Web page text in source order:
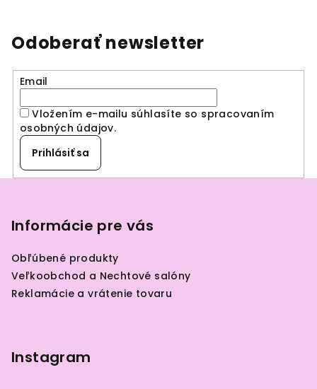
c
i
v
ý
i
Odoberať newsletter
Email
Vložením e-mailu súhlasíte so spracovaním
osobných údajov.
Prihlásiť sa
Informácie pre vás
Obľúbené produkty
Veľkoobchod a Nechtové salóny
Reklamácie a vrátenie tovaru
Instagram